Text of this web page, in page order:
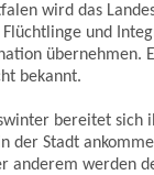
wird das
Flüchtlinge und
übernehmen.
bekannt.
bereitet sich
der Stadt
anderem werden